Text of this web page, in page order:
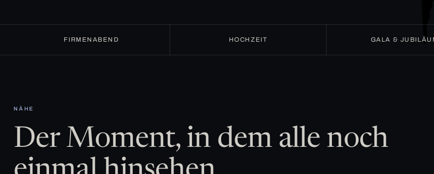
FIRMENABEND HOCHZEIT GALA &
NÄHE
Der Moment, in dem alle noch